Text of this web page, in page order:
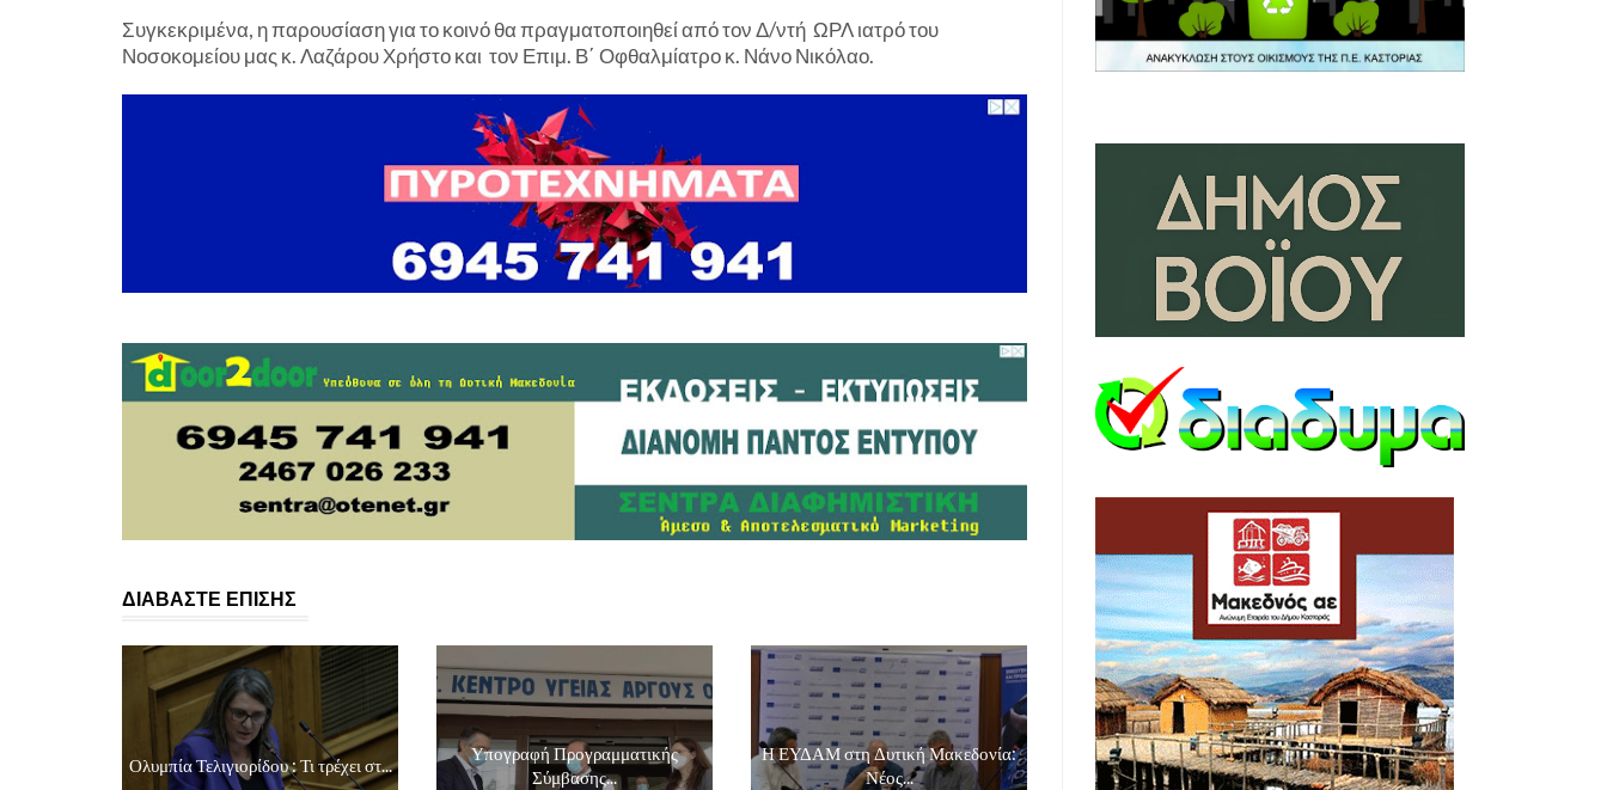
Συγκεκριμένα, η παρουσίαση για το κοινό θα πραγματοποιηθεί από τον Δ/ντή ΩΡΛ ιατρό του
Νοσοκομείου μας κ. Λαζάρου Χρήστο και τον Επιμ. Β΄ Οφθαλμίατρο κ. Νάνο Νικόλαο.
ΔΙΑΒΑΣΤΕ ΕΠΙΣΗΣ
Ολυμπία Τελιγιορίδου : Τι τρέχει στ...
Υπογραφή Προγραμματικής
Σύμβασης...
Η ΕΥΔΑΜ στη Δυτική Μακεδονία:
Νέος...